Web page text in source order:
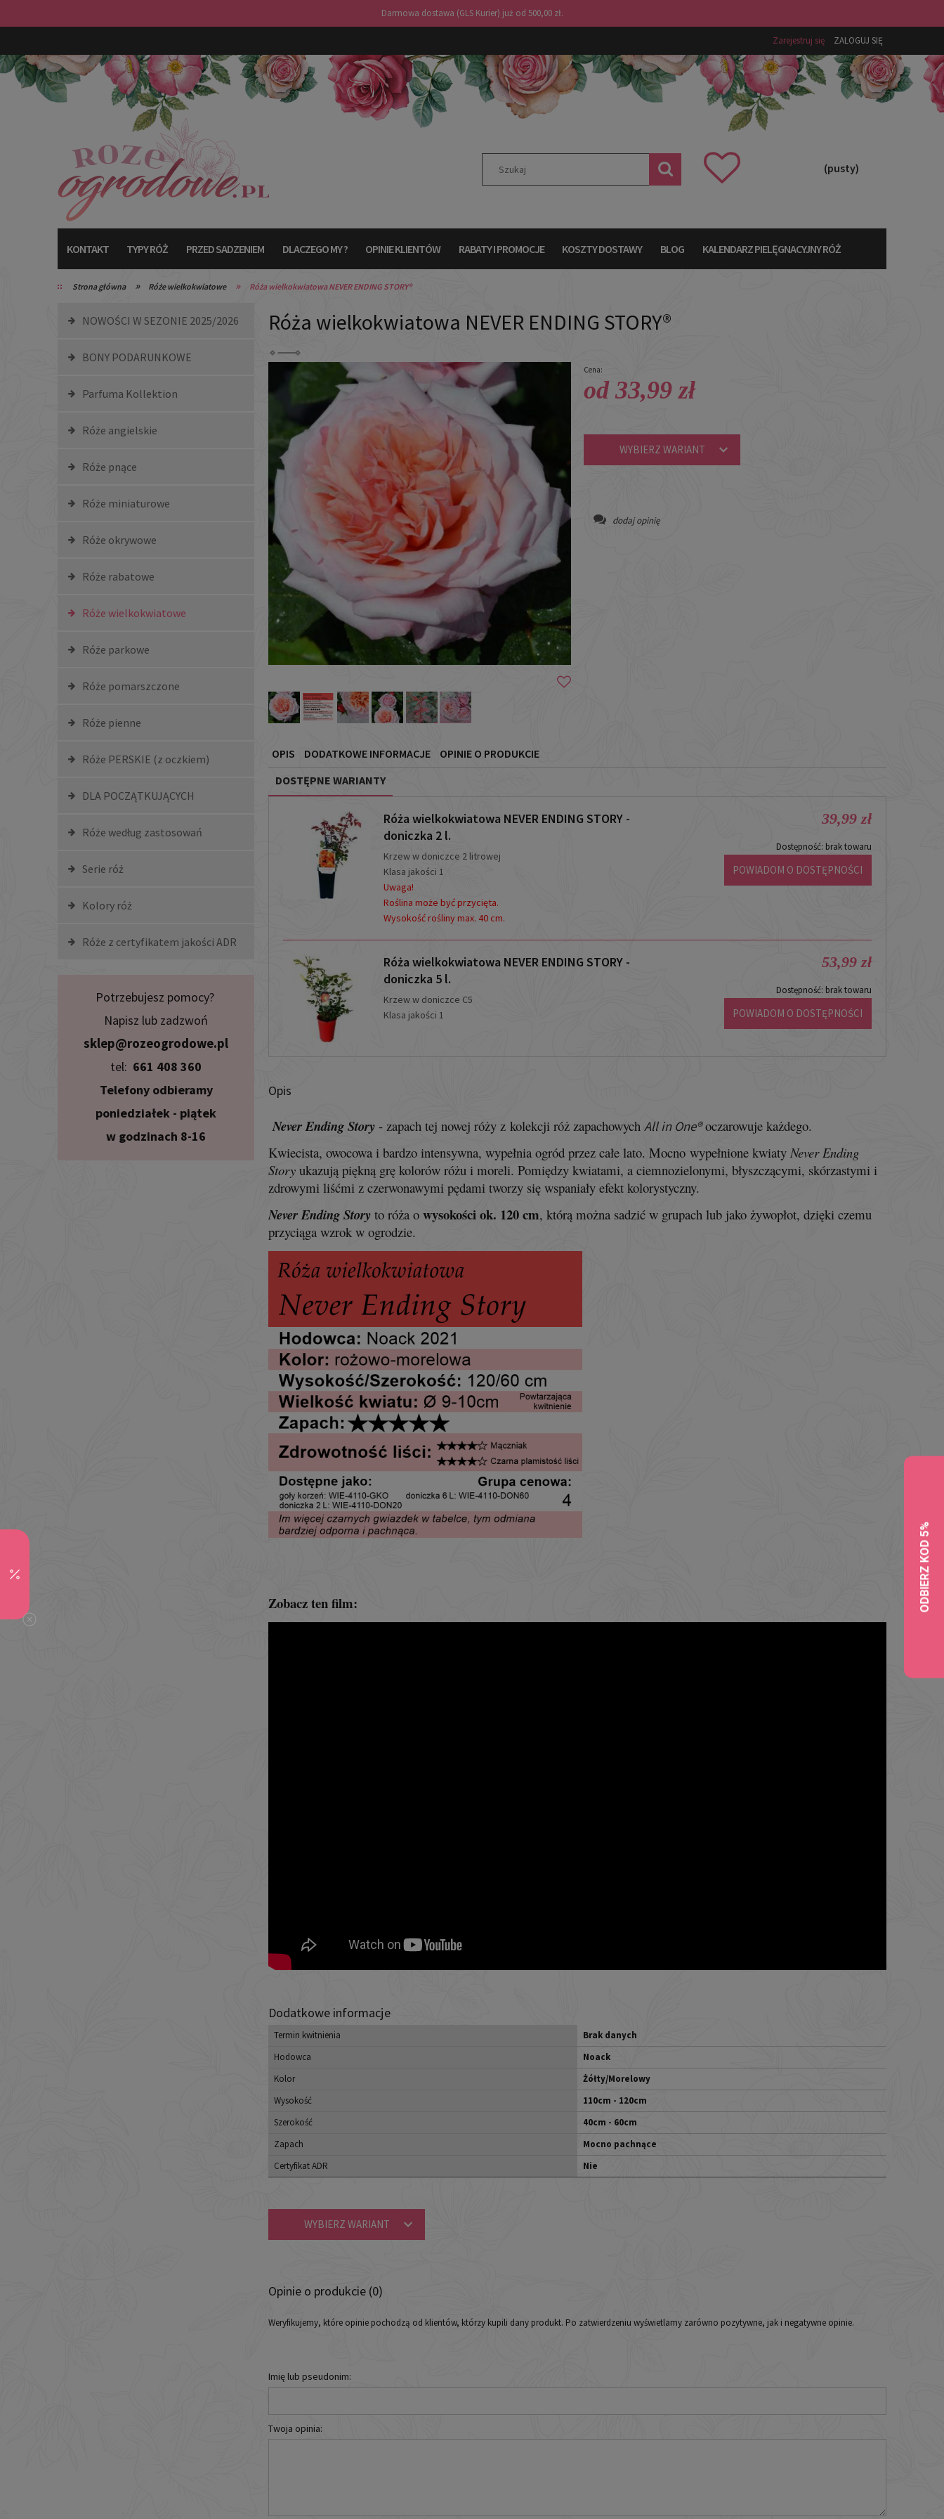
Darmowa dostawa (GLS Kurier) już od 500,00 zł.
Zarejestruj się ZALOGUJ SIĘ
(pusty)
KONTAKT TYPY RÓŻ PRZED SADZENIEM DLACZEGO MY ? OPINIE KLIENTÓW RABATY I PROMOCJE KOSZTY DOSTAWY BLOG KALENDARZ PIELĘGNACYJNY RÓŻ
TYPY RÓŻ
Strona główna » Róże wielkokwiatowe » Róża wielkokwiatowa NEVER ENDING STORY®
NOWOŚCI W SEZONIE 2025/2026
BONY PODARUNKOWE
Parfuma Kollektion
Róże angielskie
Róże pnące
Róże miniaturowe
Róże okrywowe
Róże rabatowe
Róże wielkokwiatowe
Róże parkowe
Róże pomarszczone
Róże pienne
Róże PERSKIE (z oczkiem)
DLA POCZĄTKUJĄCYCH
Róże według zastosowań
Serie róż
Kolory róż
Róże z certyfikatem jakości ADR
Potrzebujesz pomocy?
Napisz lub zadzwoń
sklep@rozeogrodowe.pl
tel: 661 408 360
Telefony odbieramy
poniedziałek - piątek
w godzinach 8-16
Róża wielkokwiatowa NEVER ENDING STORY®
Cena:
od 33,99 zł
WYBIERZ WARIANT
dodaj opinię
OPIS DODATKOWE INFORMACJE OPINIE O PRODUKCIE
Opis
Never Ending Story - zapach tej nowej róży z kolekcji róż zapachowych All in One®oczarowuje każdego.
Kwiecista, owocowa i bardzo intensywna, wypełnia ogród przez całe lato. Mocno wypełnione kwiaty Never Ending
Story ukazują piękną grę kolorów różu i moreli. Pomiędzy kwiatami, a ciemnozielonymi, błyszczącymi, skórzastymi i
zdrowymi liśćmi z czerwonawymi pędami tworzy się wspaniały efekt kolorystyczny.
Never Ending Story to róża o wysokości ok. 120 cm, którą można sadzić w grupach lub jako żywopłot, dzięki czemu
przyciąga wzrok w ogrodzie.
Zobacz ten film:
Dodatkowe informacje
Termin kwitnienia
Brak danych
Hodowca
Noack
Kolor
Żółty/Morelowy
Wysokość
110cm - 120cm
Szerokość
40cm - 60cm
Zapach
Mocno pachnące
Certyfikat ADR
Nie
WYBIERZ WARIANT
Opinie o produkcie (0)
Weryfikujemy, które opinie pochodzą od klientów, którzy kupili dany produkt. Po zatwierdzeniu wyświetlamy zarówno pozytywne, jak i negatywne opinie.
Imię lub pseudonim:
Twoja opinia:
DOSTĘPNE WARIANTY
Róża wielkokwiatowa NEVER ENDING STORY -
doniczka 2 l.
Krzew w doniczce 2 litrowej
Klasa jakości 1
Uwaga!
Roślina może być przycięta.
Wysokość rośliny max. 40 cm.
39,99 zł
Dostępność: brak towaru
POWIADOM O DOSTĘPNOŚCI
Róża wielkokwiatowa NEVER ENDING STORY -
doniczka 5 l.
Krzew w doniczce C5
Klasa jakości 1
53,99 zł
Dostępność: brak towaru
POWIADOM O DOSTĘPNOŚCI